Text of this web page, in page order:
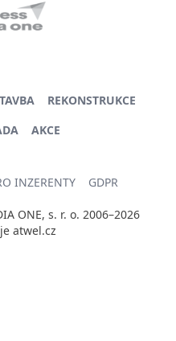
REKONSTRUKCE
AKCE
INZERENTY GDPR
ONE, s. r. o. 2006–2026